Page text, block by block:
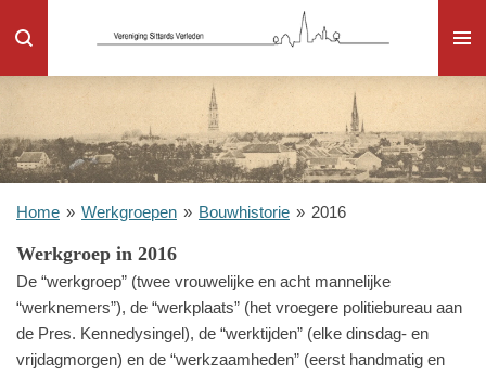
direct
naar
Home » Werkgroepen » Bouwhistorie » 2016
Werkgroep in 2016
De “werkgroep” (twee vrouwelijke en acht mannelijke
“werknemers”), de “werkplaats” (het vroegere politiebureau aan
de Pres. Kennedysingel), de “werktijden” (elke dinsdag- en
vrijdagmorgen) en de “werkzaamheden” (eerst handmatig en